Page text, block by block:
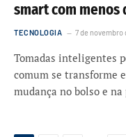
smart com menos
TECNOLOGIA 7 de novembro
Tomadas inteligentes
comum se transforme
mudança no bolso e